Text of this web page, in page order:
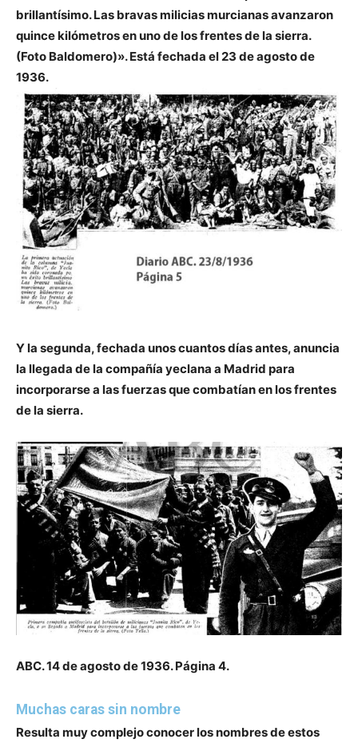
brillantísimo.Las bravas milicias murcianas avanzaron
quince kilómetros en uno de los frentes de la sierra.
(Foto Baldomero)». Está fechada el 23 de agosto de
1936.
Y la segunda, fechada unos cuantos días antes, anuncia
la llegada de la compañía yeclana a Madrid para
incorporarse a las fuerzas quecombatían en los frentes
de la sierra.
ABC. 14 de agosto de 1936. Página 4.
Muchas caras sin nombre
Resulta muy complejo conocer los nombres de estos